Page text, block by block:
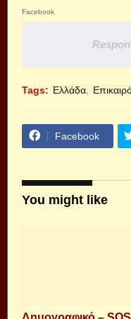
Facebook
Tags: Ελλάδα
Facebook
You might like